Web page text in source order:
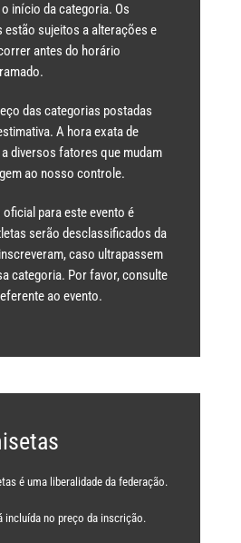
início da categoria. Os
estão sujeitos a alterações e
antes do horário
das categorias postadas
A hora exata de
diversos fatores que mudam
ao nosso controle.
para este evento é
serão desclassificados da
caso ultrapassem
categoria. Por favor, consulte
ao evento.
é uma liberalidade da federação.
incluída no preço da inscrição.